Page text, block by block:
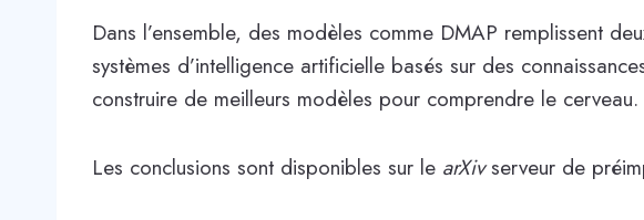
Dans l’ensemble, des modèles comme DMAP remplissent
systèmes d’intelligence artificielle basés sur des
construire de meilleurs modèles pour comprendre le cerveau.
Les conclusions sont disponibles sur le arXivserveur de